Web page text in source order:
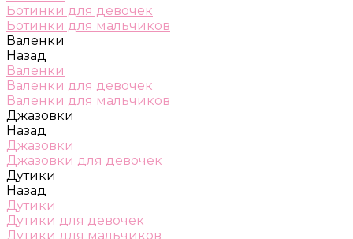
Ботинки для девочек
Ботинки для мальчиков
Валенки
Назад
Валенки
Валенки для девочек
Валенки для мальчиков
Джазовки
Назад
Джазовки
Джазовки для девочек
Дутики
Назад
Дутики
Дутики для девочек
Дутики для мальчиков